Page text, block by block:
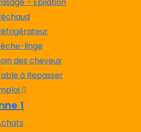
linge
des cheveux
à Repasser
1